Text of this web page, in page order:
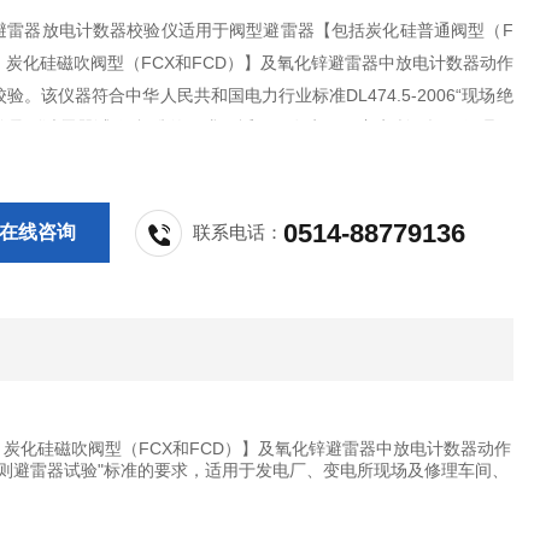
雷器放电计数器校验仪适用于阀型避雷器【包括炭化硅普通阀型（F
炭化硅磁吹阀型（FCX和FCD）】及氧化锌避雷器中放电计数器动作
验。该仪器符合中华人民共和国电力行业标准DL474.5-2006“现场绝
导则避雷器试验"标准的要求，适用于发电厂、变电所现场及修理车
线咨询 联系电话：0514-88779136
化硅磁吹阀型（FCX和FCD）】及氧化锌避雷器中放电计数器动作
雷器试验"标准的要求，适用于发电厂、变电所现场及修理车间、